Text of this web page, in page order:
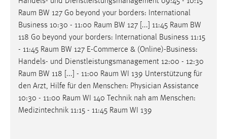
Raum BW 127 Go beyond your borders: International
Business 10:30 - 11:00 Raum BW 127 [...] 11:45 Raum BW
118 Go beyond your borders: International Business 11:15
- 11:45 Raum BW 127 E-Commerce & (Online)-Business:
Handels- und Dienstleistungsmanagement 12:00 - 12:30
Raum BW 118 [...] - 11:00 Raum WI 139 Unterstützung für
den Arzt, Hilfe für den Menschen: Physician Assistance
10:30 - 11:00 Raum WI 140 Technik nah am Menschen:
Medizintechnik 11:15 - 11:45 Raum WI 139